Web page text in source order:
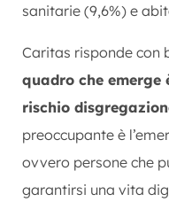
sanitarie (9,6%) e
Caritas risponde con
quadro che emerge
rischio
preoccupante è
ovvero persone che
garantirsi una vita